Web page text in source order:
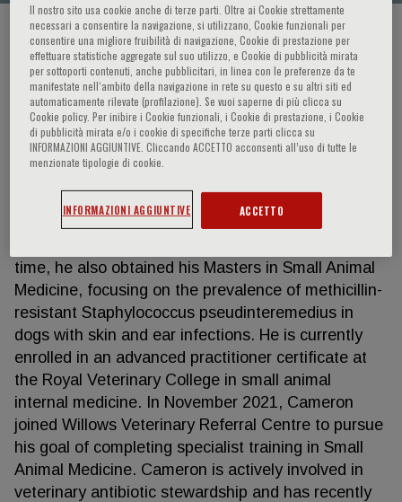
HOME PAGE / CORSI ED EVENTI / RELATORE
Cameron Prior
in busy small animal practice, he spent a year in
time, he also obtained his Masters in Small Animal
Medicine, focusing on the prevalence of methicillin-
resistant Staphylococcus pseudinteremedius in
dogs with skin and ear infections. He is currently
enrolled in an advanced practitioner certificate at
the Royal Veterinary College in small animal
internal medicine. In November 2021, Cameron
joined Willows Veterinary Referral Centre to pursue
his goal of completing specialist training in Small
Animal Medicine. Cameron is actively involved in
veterinary antibiotic stewardship and has recently
Il nostro sito usa cookie anche di terze parti. Oltre ai Cookie strettamente
necessari a consentire la navigazione, si utilizzano, Cookie funzionali per
consentire una migliore fruibilità di navigazione, Cookie di prestazione per
effettuare statistiche aggregate sul suo utilizzo, e Cookie di pubblicità mirata
per sottoporti contenuti, anche pubblicitari, in linea con le preferenze da te
manifestate nell‘ambito della navigazione in rete su questo e su altri siti ed
automaticamente rilevate (profilazione). Se vuoi saperne di più clicca su
Cookie policy. Per inibire i Cookie funzionali, i Cookie di prestazione, i Cookie
di pubblicità mirata e/o i cookie di specifiche terze parti clicca su
INFORMAZIONI AGGIUNTIVE. Cliccando ACCETTO acconsenti all’uso di tutte le
menzionate tipologie di cookie.
INFORMAZIONI AGGIUNTIVE ACCETTO